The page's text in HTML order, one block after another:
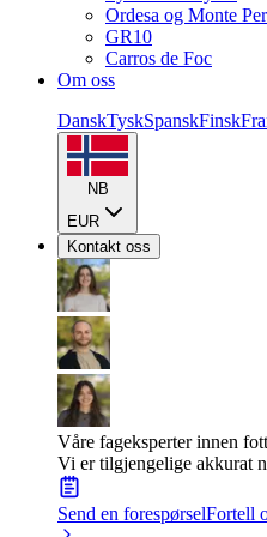
Ordesa og Monte
GR10
Carros de Foc
Om oss
DanskTyskSpanskFinsk
NB
EUR
Kontakt oss
Våre fageksperter innen
Vi er tilgjengelige akkurat
Send en forespørselFortell